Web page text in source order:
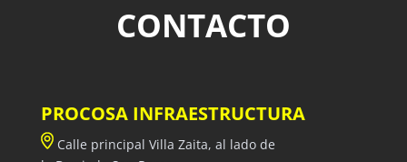
CONTACTO
PROCOSA INFRAESTRUCTURA
Calle principal Villa Zaita, al lado de